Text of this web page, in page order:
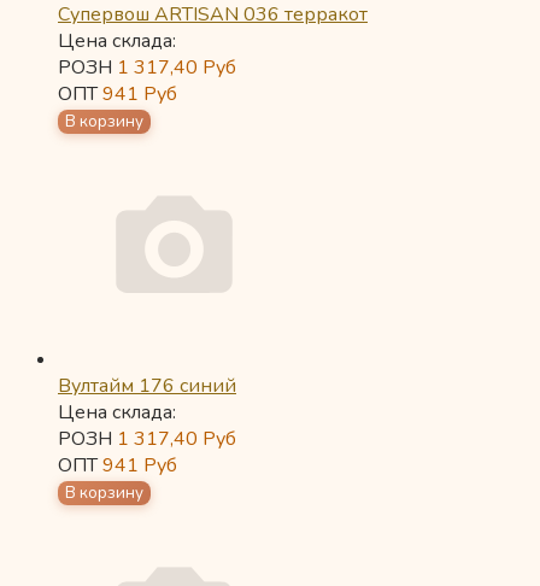
Супервош ARTISAN 036 терракот
Цена склада:
РОЗН 1 317,40 Руб
ОПТ941 Руб
Вултайм 176 синий
Цена склада:
РОЗН 1 317,40 Руб
ОПТ941 Руб